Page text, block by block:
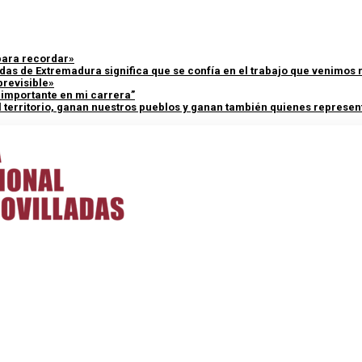
recordar»
de Extremadura significa que se confía en el trabajo que venimos
en mi carrera”
ganan nuestros pueblos y ganan también quienes